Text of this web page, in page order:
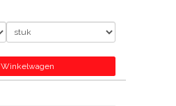
Winkelwagen